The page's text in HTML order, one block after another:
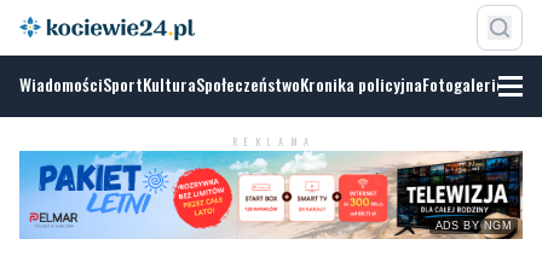
WiadomościSportKulturaSpołeczeństwoKronika policyjnaFotogalerie
REKLAMA
ADS BY NGM